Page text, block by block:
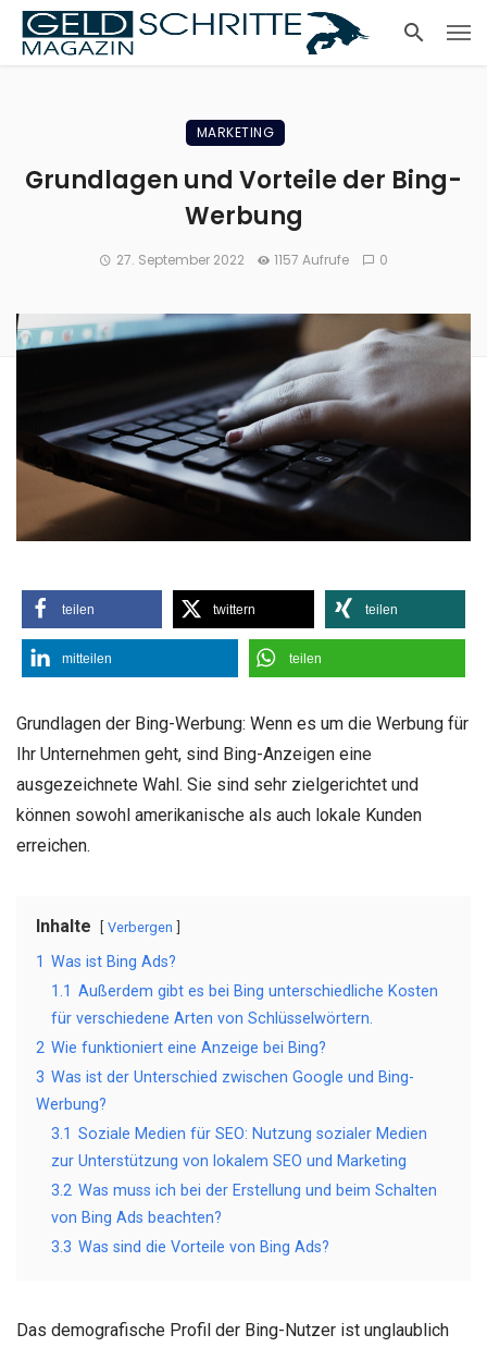
MARKETING
Grundlagen und Vorteile der Bing-
Werbung
27. September 2022 1157 Aufrufe 0
teilen twittern teilen
mitteilen teilen
Grundlagen der Bing-Werbung: Wenn es um die Werbung für
Ihr Unternehmen geht, sind Bing-Anzeigen eine
ausgezeichnete Wahl. Sie sind sehr zielgerichtet und
können sowohl amerikanische als auch lokale Kunden
erreichen.
Inhalte Verbergen
1 Was ist Bing Ads?
1.1 Außerdem gibt es bei Bing unterschiedliche Kosten
für verschiedene Arten von Schlüsselwörtern.
2 Wie funktioniert eine Anzeige bei Bing?
3 Was ist der Unterschied zwischen Google und Bing-
Werbung?
3.1 Soziale Medien für SEO: Nutzung sozialer Medien
zur Unterstützung von lokalem SEO und Marketing
3.2 Was muss ich bei der Erstellung und beim Schalten
von Bing Ads beachten?
3.3 Was sind die Vorteile von Bing Ads?
Das demografische Profil der Bing-Nutzer ist unglaublich